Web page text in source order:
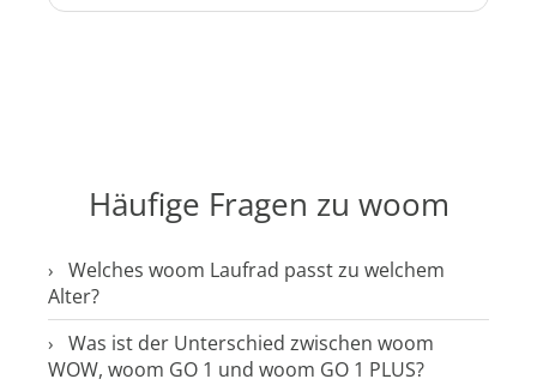
Häufige Fragen zu woom
Welches woom Laufrad passt zu welchem
Alter?
Was ist der Unterschied zwischen woom
WOW, woom GO 1 und woom GO 1 PLUS?